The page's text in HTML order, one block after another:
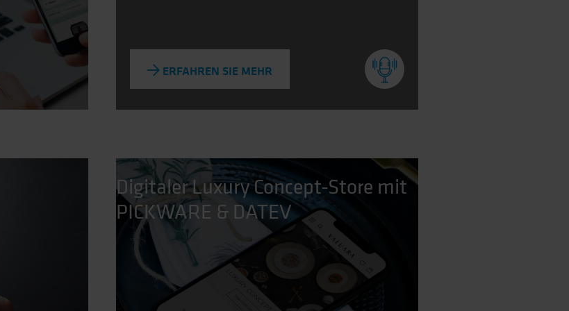
ERFAHREN SIE MEHR
Digitaler Luxury Concept-Store mit
PICKWARE & DATEV